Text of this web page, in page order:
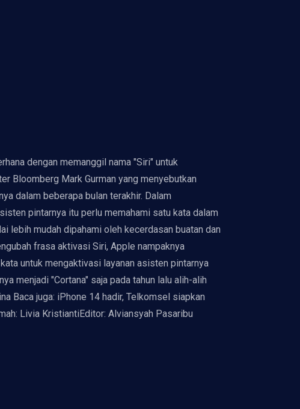
dengan memanggil nama "Siri" untuk
Bloomberg Mark Gurman yang menyebutkan
dalam beberapa bulan terakhir. Dalam
pintarnya itu perlu memahami satu kata dalam
lebih mudah dipahami oleh kecerdasan buatan dan
frasa aktivasi Siri, Apple nampaknya
untuk mengaktivasi layanan asisten pintarnya
menjadi "Cortana" saja pada tahun lalu alih-alih
Baca juga: iPhone 14 hadir, Telkomsel siapkan
Livia KristiantiEditor: Alviansyah Pasaribu